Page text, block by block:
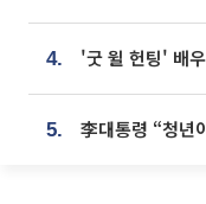
4.
5.